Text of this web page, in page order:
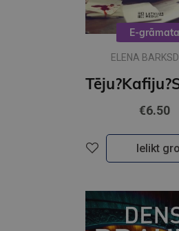
E-grāmata
ELENA
€6.50
Ielikt